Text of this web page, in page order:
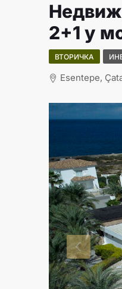
2+1 у
ВТОРИЧКА
Esentepe,